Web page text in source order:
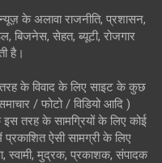
के अलावा राजनीति, प्रशासन,
बिजनेस, सेहत, ब्यूटी, रोजगार
है।
के विवाद के लिए साइट के कुछ
/ फोटो / विडियो आदि )
इस तरह के सामग्रियों के लिए कोई
प्रकाशित ऐसी सामग्री के लिए
स्वामी, मुद्रक, प्रकाशक, संपादक